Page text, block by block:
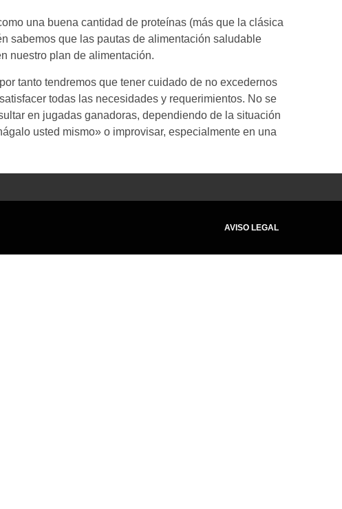
una buena cantidad de proteínas (más que la clásica
sabemos que las pautas de alimentación saludable
nuestro plan de alimentación.
tanto tendremos que tener cuidado de no excedernos
todas las necesidades y requerimientos. No se
en jugadas ganadoras, dependiendo de la situación
usted mismo» o improvisar, especialmente en una
AVISO LEGAL